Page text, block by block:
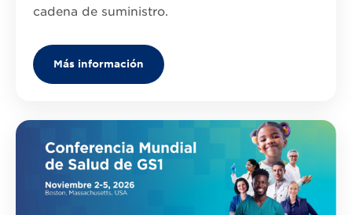
cadena de suministro.
Más información